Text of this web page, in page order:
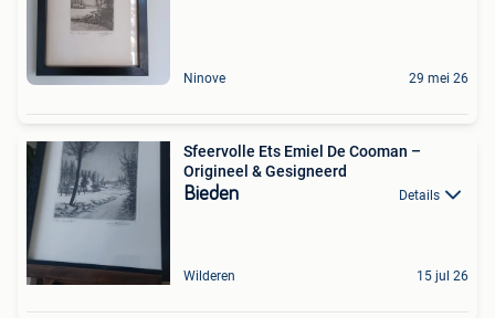
Ninove 29 mei 26
Sfeervolle Ets Emiel De Cooman –
Origineel & Gesigneerd
Bieden Details
Wilderen 15 jul 26